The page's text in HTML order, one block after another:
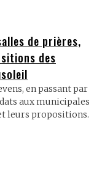
de prières,
des
en passant par
aux municipales
leurs propositions.